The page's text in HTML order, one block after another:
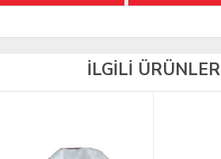
İLGİLİ ÜRÜNLER